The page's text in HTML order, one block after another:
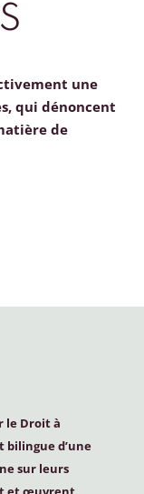
une
qui dénoncent
de
le Droit à
bilingue d’une
sur leurs